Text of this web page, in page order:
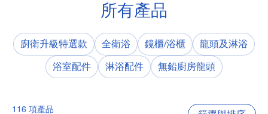
所有產品
廚衛升級特選款 全衛浴 鏡櫃/浴櫃
龍頭及淋浴
浴室配件
淋浴配件 無鉛廚房龍頭
116 項產品